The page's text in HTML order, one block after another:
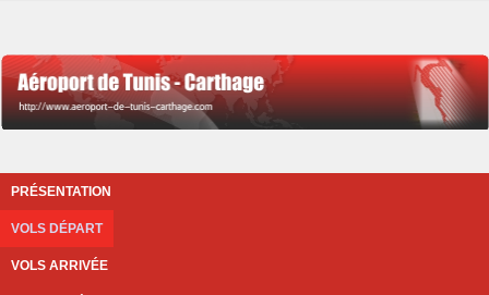
PRÉSENTATION
VOLS DÉPART
VOLS ARRIVÉE